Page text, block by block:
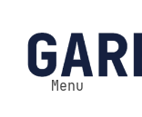
til
indhold
Menu